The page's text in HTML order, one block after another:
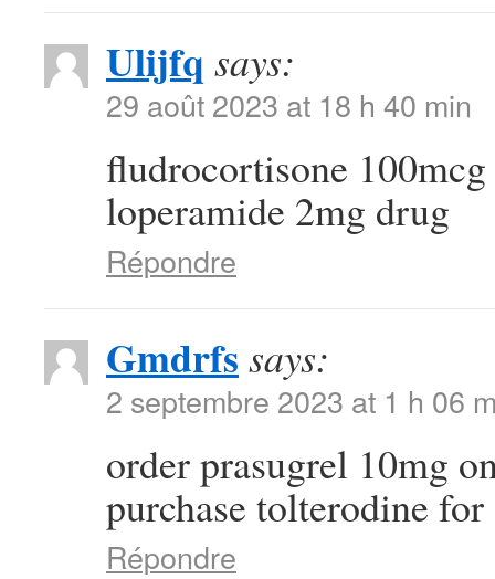
Ulijfq says:
29 août 2023 at 18 h 40 min
fludrocortisone
loperamide 2mg drug
Répondre
Gmdrfs says:
2 septembre 2023 at 1 h 06
order prasugrel 10mg
purchase tolterodine for
Répondre